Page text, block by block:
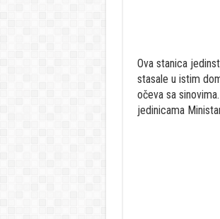
Ova stanica
stasale u istim
očeva sa
jedinicama